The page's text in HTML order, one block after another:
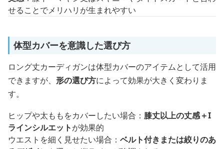
せることでメリハリが生まれやすい
体型カバーを意識した選び方
ロング丈カーディガンは体型カバーのアイテムとして活用
できますが、 形の選び方によって効果が大きく変わりま
す。
ヒップや太ももをカバーしたい場合： 膝丈以上の丈感＋I
ラインシルエットが効果的
ウエストを細く見せたい場合： ベルト付きまたは絞りのあ